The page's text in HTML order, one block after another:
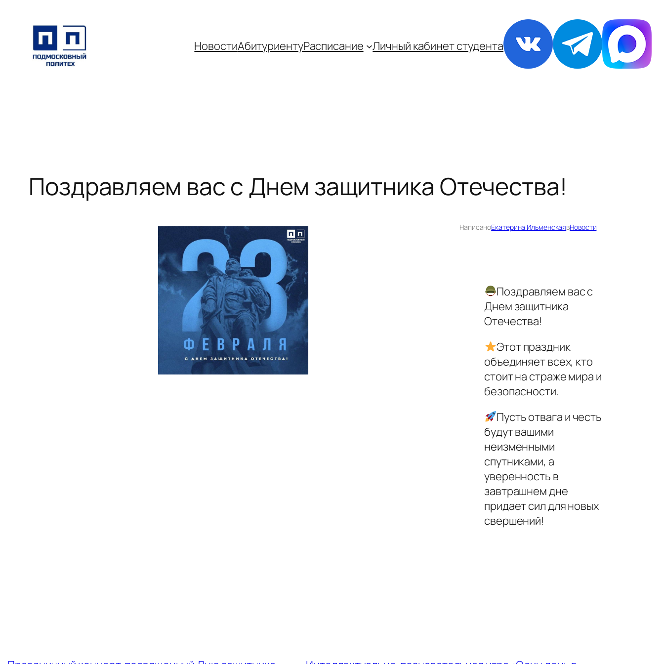
содержимому
НовостиАбитуриентуРаспиcание Личный кабинет студента
Поздравляем вас с Днем защитника Отечества!
НаписаноЕкатерина ИльменскаявНовости
Поздравляем вас с
Днем защитника
Отечества!
Этот праздник
объединяет всех, кто
стоит на страже мира и
безопасности.
Пусть отвага и честь
будут вашими
неизменными
спутниками, а
уверенность в
завтрашнем дне
придает сил для новых
свершений!